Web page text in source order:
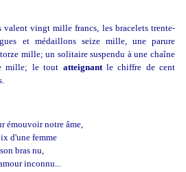
vingt mille francs, les bracelets trente-
et médaillons seize mille, une parure
mille; un solitaire suspendu à une chaîne
mille; le tout atteignantle chiffre de cent
émouvoir notre âme,
d'une femme
bras nu,
inconnu...